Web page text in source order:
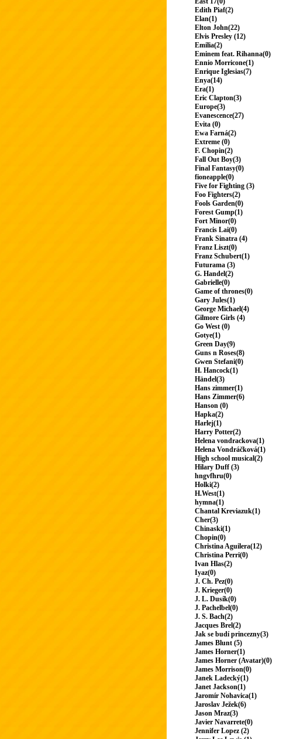
Edith Piaf(2)
Elan(1)
Elton John(22)
Elvis Presley (12)
Emilia(2)
Eminem feat. Rihanna(0)
Ennio Morricone(1)
Enrique Iglesias(7)
Enya(14)
Era(1)
Eric Clapton(3)
Europe(3)
Evanescence(27)
Evita (0)
Ewa Farná(2)
Extreme (0)
F. Chopin(2)
Fall Out Boy(3)
Final Fantasy(0)
fioneapple(0)
Five for Fighting (3)
Foo Fighters(2)
Fools Garden(0)
Forest Gump(1)
Fort Minor(0)
Francis Lai(0)
Frank Sinatra (4)
Franz Liszt(0)
Franz Schubert(1)
Futurama (3)
G. Handel(2)
Gabrielle(0)
Game of thrones(0)
Gary Jules(1)
George Michael(4)
Gilmore Girls (4)
Go West (0)
Gotye(1)
Green Day(9)
Guns n Roses(8)
Gwen Stefani(0)
H. Hancock(1)
Händel(3)
Hans zimmer(1)
Hans Zimmer(6)
Hanson (0)
Hapka(2)
Harlej(1)
Harry Potter(2)
Helena vondrackova(1)
Helena Vondráčková(1)
High school musical(2)
Hilary Duff (3)
hngvfhru(0)
Holki(2)
H.West(1)
hymna(1)
Chantal Kreviazuk(1)
Cher(3)
Chinaski(1)
Chopin(0)
Christina Aguilera(12)
Christina Perri(0)
Ivan Hlas(2)
Iyaz(0)
J. Ch. Pez(0)
J. Krieger(0)
J. L. Dusík(0)
J. Pachelbel(0)
J. S. Bach(2)
Jacques Brel(2)
Jak se budí princezny(3)
James Blunt (5)
James Horner(1)
James Horner (Avatar)(0)
James Morrison(0)
Janek Ladecký(1)
Janet Jackson(1)
Jaromír Nohavica(1)
Jaroslav Ježek(6)
Jason Mraz(3)
Javier Navarrete(0)
Jennifer Lopez (2)